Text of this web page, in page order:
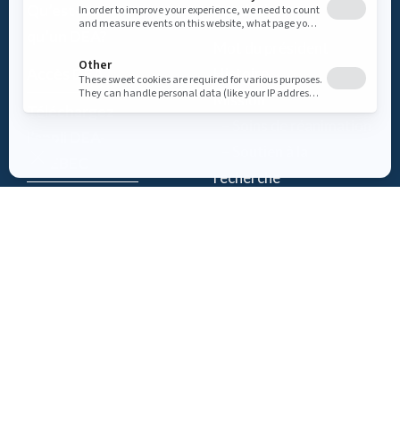
Qu’est-ce
Accès DEA
Téléchargez
Fondation
Histoire
Mission
recherche